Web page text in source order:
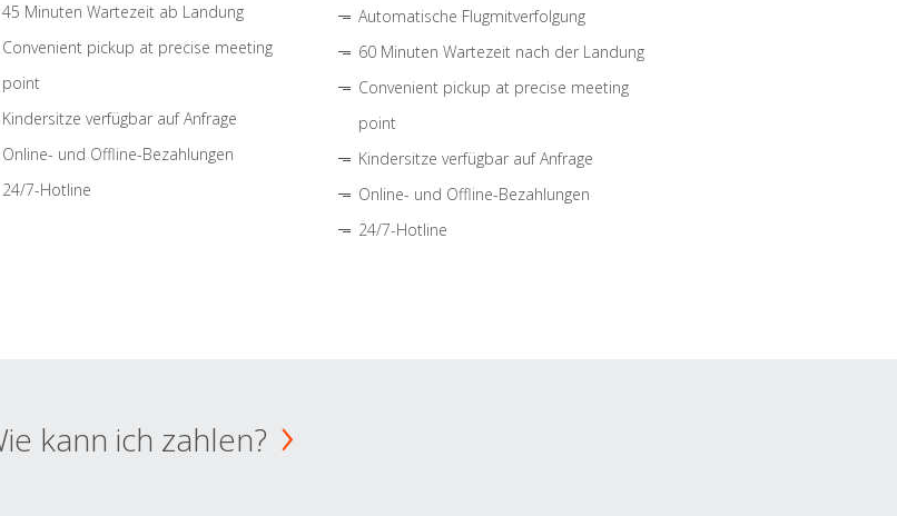
45 Minuten Wartezeit ab Landung
Convenient pickup at precise meeting
point
Kindersitze verfügbar auf Anfrage
Online- und Offline-Bezahlungen
24/7-Hotline
Automatische Flugmitverfolgung
60 Minuten Wartezeit nach der Landung
Convenient pickup at precise meeting
point
Kindersitze verfügbar auf Anfrage
Online- und Offline-Bezahlungen
24/7-Hotline
kann ich zahlen?